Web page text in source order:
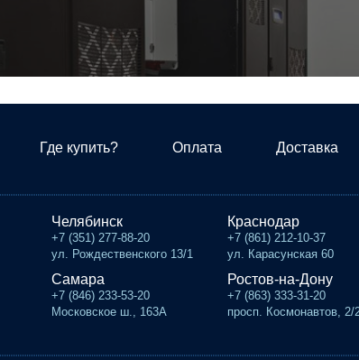
Где купить? Оплата Доставка
Челябинск
+7 (351) 277-88-20
ул. Рождественского 13/1
Краснодар
+7 (861) 212-10-37
ул. Карасунская 60
Самара
+7 (846) 233-53-20
Московское ш., 163А
Ростов-на-Дону
+7 (863) 333-31-20
просп. Космонавтов, 2/